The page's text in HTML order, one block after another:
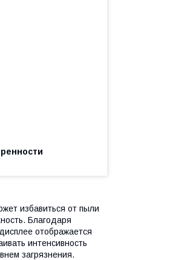
избавиться от пыли
Благодаря
отображается
интенсивность
загрязнения.